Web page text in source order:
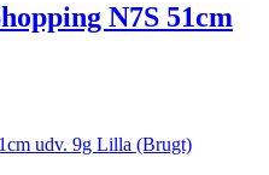
N7S 51cm